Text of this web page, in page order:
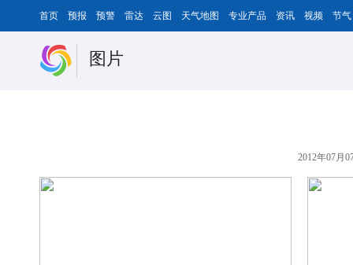
首页 预报 预警 雷达 云图 天气地图 专业产品 资讯 视频 节气
图片
2012年07月